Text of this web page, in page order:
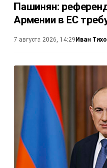
Пашинян:
Армении в ЕС
7 августа 2026, 14:29Иван